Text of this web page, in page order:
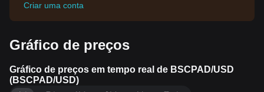
Criar uma conta
Gráfico de preços
Gráfico de preços em tempo real de BSCPAD/USD
(BSCPAD/USD)